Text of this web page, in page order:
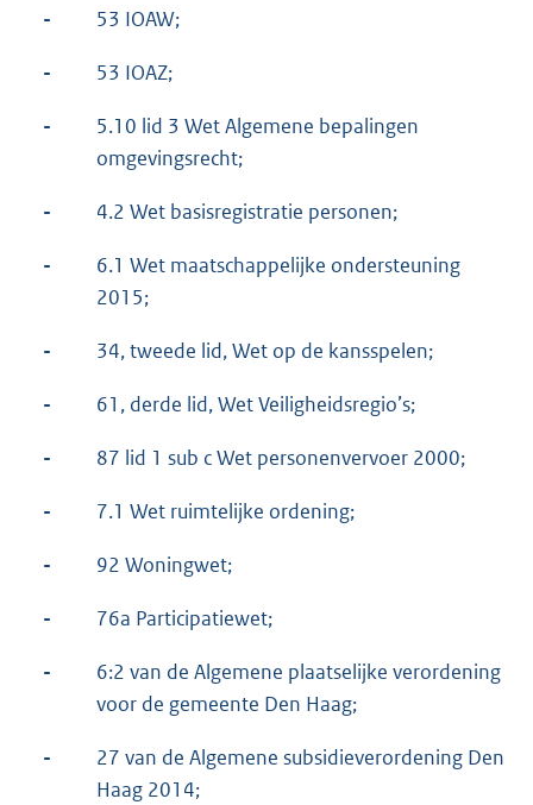
- 53 IOAW;
- 53 IOAZ;
-
5.10 lid 3 Wet Algemene bepalingen
omgevingsrecht;
- 4.2 Wet basisregistratie personen;
-
6.1 Wet maatschappelijke ondersteuning
2015;
- 34, tweede lid, Wet op de kansspelen;
- 61, derde lid, Wet Veiligheidsregio’s;
- 87 lid 1 sub c Wet personenvervoer 2000;
- 7.1 Wet ruimtelijke ordening;
- 92 Woningwet;
- 76a Participatiewet;
-
6:2 van de Algemene plaatselijke verordening
voor de gemeente Den Haag;
-
27 van de Algemene subsidieverordening Den
Haag 2014;